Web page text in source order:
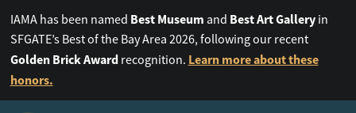
IAMA has been named Best Museum and Best Art Galleryin
SFGATE’s Best of the Bay Area 2026, following our recent
Golden Brick Awardrecognition. Learn more about these
honors.